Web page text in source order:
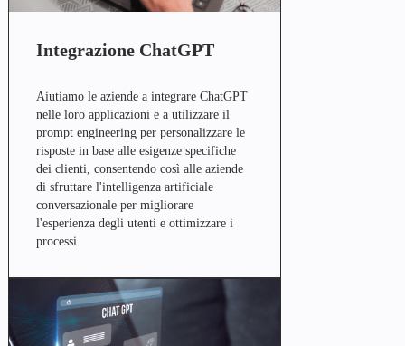
Integrazione ChatGPT
Aiutiamo le aziende a integrare ChatGPT
nelle loro applicazioni e a utilizzare il
prompt engineering per personalizzare le
risposte in base alle esigenze specifiche
dei clienti, consentendo così alle aziende
di sfruttare l'intelligenza artificiale
conversazionale per migliorare
l'esperienza degli utenti e ottimizzare i
processi.